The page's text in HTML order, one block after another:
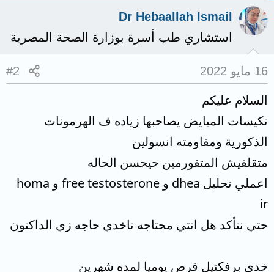
Dr Hebaallah Ismail
استشاري طب أسرة بوزارة الصحة المصرية
16 مايو 2022 #2
السلام عليكم
تكيسات المبايض يصاحبها زياده ف الهرمونات
الذكورية ومقاومته انسولين
متقلقيش المتفورمين حيحسن الحاله
اعملي تحليل dhea و free testosterone و homa
ir
حتي نتأكد هل انتي محتاجه تاخدي حاجه زي الداكتون
خدي برفكتيل قرص يوميا لمده شهرين